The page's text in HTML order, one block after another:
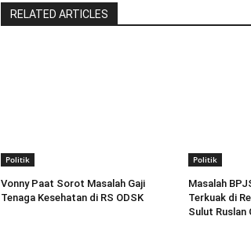
RELATED ARTICLES
Politik
Vonny Paat Sorot Masalah Gaji
Tenaga Kesehatan di RS ODSK
Politik
Masalah
Terkuak di
Sulut Ruslan